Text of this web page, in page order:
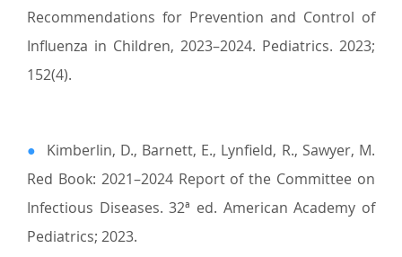
Recommendations for Prevention and Control of
Influenza in Children, 2023–2024. Pediatrics. 2023;
152(4).
● Kimberlin, D., Barnett, E., Lynfield, R., Sawyer, M.
Red Book: 2021–2024 Report of the Committee on
Infectious Diseases. 32ª ed. American Academy of
Pediatrics; 2023.